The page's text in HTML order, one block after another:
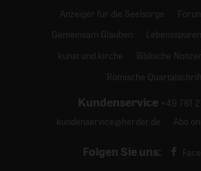
Anzeiger für die Seelsorge
Gemeinsam Glauben
Lebensspuren
kunst und kirche
Biblische
Römische Quartalschrift
Kundenservice +49 761
kundenservice@herder.de
Abo
Folgen Sie uns: